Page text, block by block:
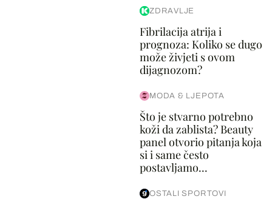
ZDRAVLJE
Fibrilacija atrija i
prognoza: Koliko se dugo
može živjeti s ovom
dijagnozom?
MODA & LJEPOTA
Što je stvarno potrebno
koži da zablista? Beauty
panel otvorio pitanja koja
si i same često
postavljamo...
OSTALI SPORTOVI